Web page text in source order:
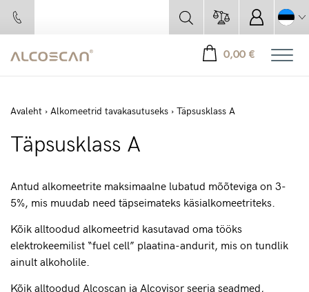
0,00 €
Avaleht › Alkomeetrid tavakasutuseks › Täpsusklass A
Täpsusklass A
Antud alkomeetrite maksimaalne lubatud mõõteviga on 3-
5%, mis muudab need täpseimateks käsialkomeetriteks.
Kõik alltoodud alkomeetrid kasutavad oma tööks
elektrokeemilist “fuel cell” plaatina-andurit, mis on tundlik
ainult alkoholile.
Kõik alltoodud Alcoscan ja Alcovisor seeria seadmed,